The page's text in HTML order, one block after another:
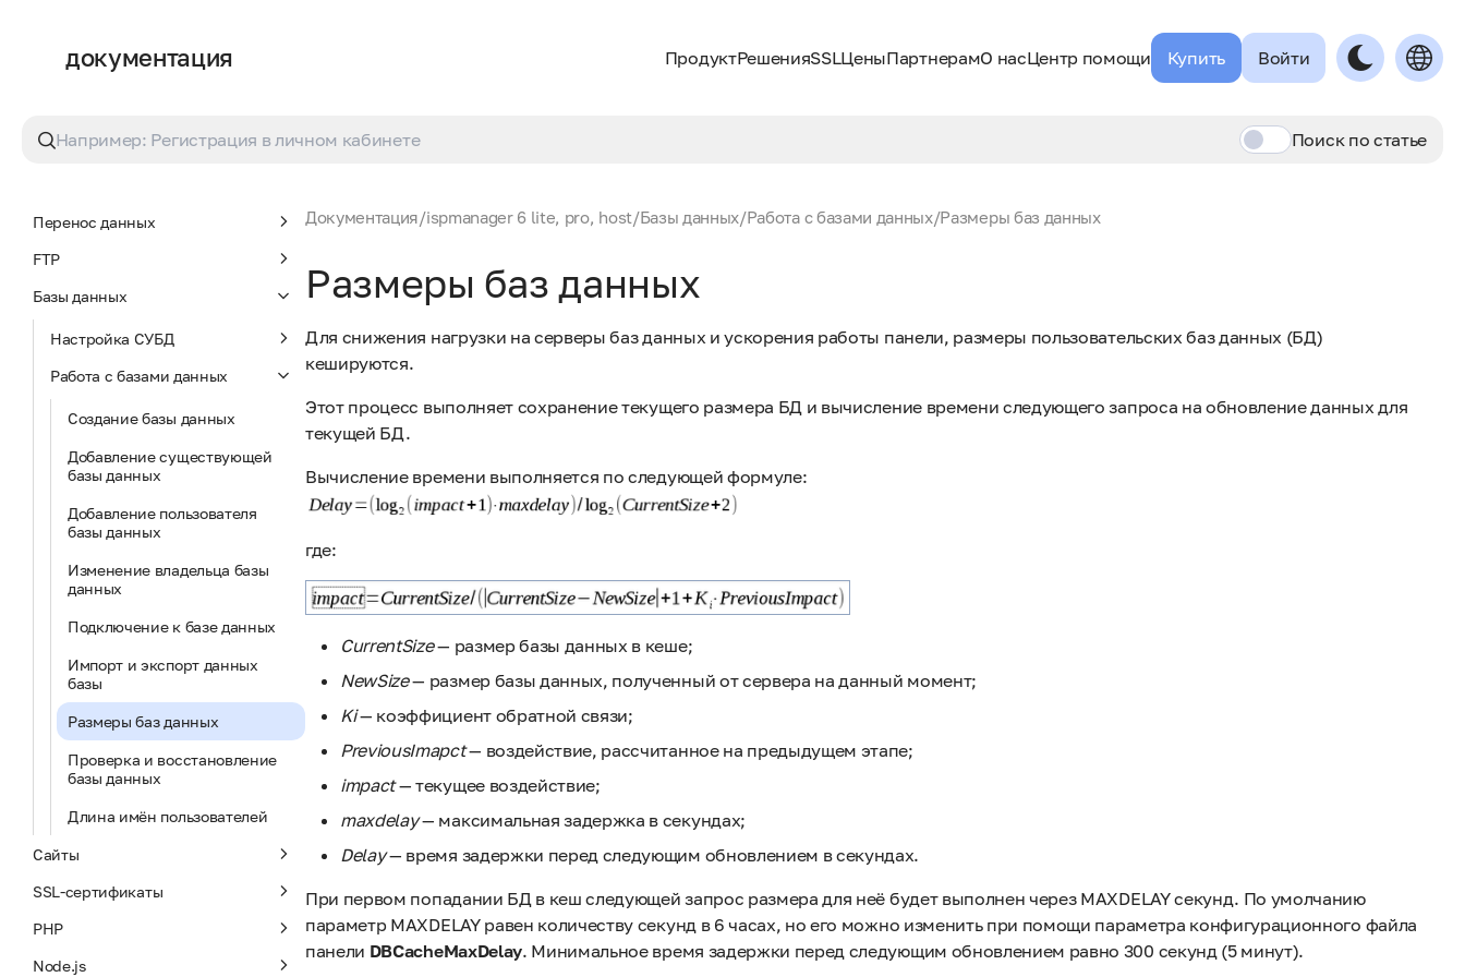
документация ПродуктРешенияSSLЦеныПартнерамО насЦентр помощи Купить Войти
Поиск по статье
О продукте
Настройка ispmanager
Перенос данных
FTP
Базы данных
Настройка СУБД
Работа с базами данных
Создание базы данных
Добавление существующей
базы данных
Добавление пользователя
базы данных
Изменение владельца базы
данных
Подключение к базе данных
Импорт и экспорт данных
базы
Размеры баз данных
Проверка и восстановление
базы данных
Длина имён пользователей
Сайты
SSL-сертификаты
PHP
Node.js
Документация/ispmanager 6 lite, pro, host/Базы данных/Работа с базами данных/Размеры баз данных
Размеры баз данных
Для снижения нагрузки на серверы баз данных и ускорения работы панели, размеры пользовательских баз данных (БД)
кешируются.
Этот процесс выполняет сохранение текущего размера БД и вычисление времени следующего запроса на обновление данных для
текущей БД.
Вычисление времени выполняется по следующей формуле:
где:
CurrentSize— размер базы данных в кеше;
NewSize— размер базы данных, полученный от сервера на данный момент;
Ki— коэффициент обратной связи;
PreviousImapct— воздействие, рассчитанное на предыдущем этапе;
impact— текущее воздействие;
maxdelay— максимальная задержка в секундах;
Delay— время задержки перед следующим обновлением в секундах.
При первом попадании БД в кеш следующей запрос размера для неё будет выполнен через MAXDELAY секунд. По умолчанию
параметр MAXDELAY равен количеству секунд в 6 часах, но его можно изменить при помощи параметра конфигурационного файла
панели DBCacheMaxDelay. Минимальное время задержки перед следующим обновлением равно 300 секунд (5 минут).